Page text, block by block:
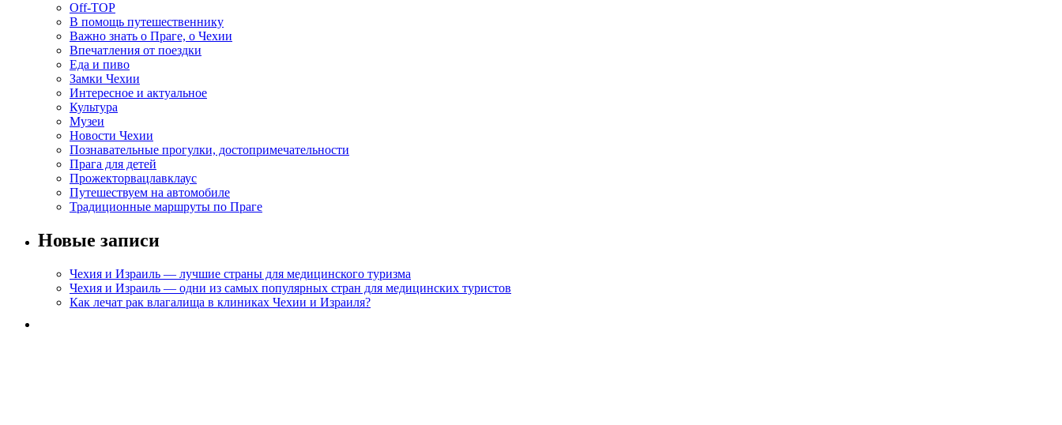
Off-TOP
В помощь путешественнику
Важно знать о Праге, о Чехии
Впечатления от поездки
Еда и пиво
Замки Чехии
Интересное и актуальное
Культура
Музеи
Новости Чехии
Познавательные прогулки, достопримечательности
Прага для детей
Прожекторвацлавклаус
Путешествуем на автомобиле
Традиционные маршруты по Праге
Новые записи
Чехия и Израиль — лучшие страны для медицинского туризма
Чехия и Израиль — одни из самых популярных стран для медицинских туристов
Как лечат рак влагалища в клиниках Чехии и Израиля?